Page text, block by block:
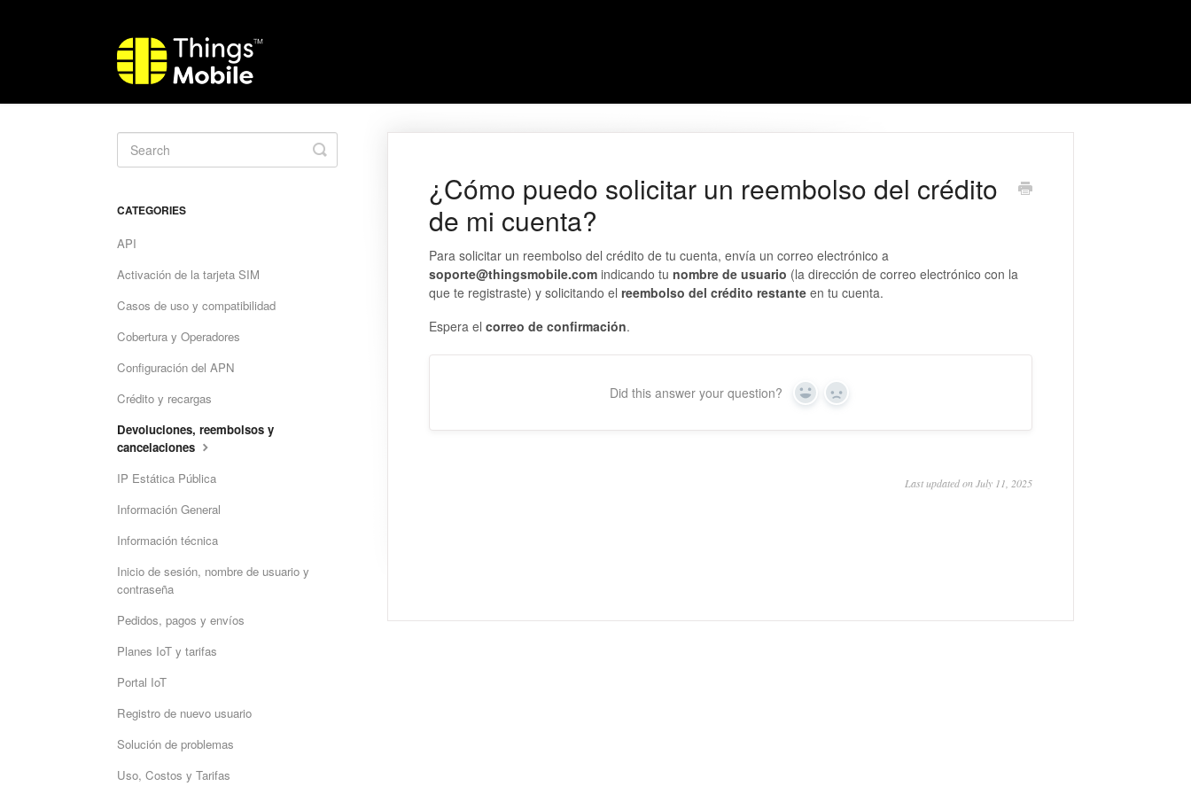
¿Cómo puedo solicitar un reembolso del crédito
de mi cuenta?
Para solicitar un reembolso del crédito de tu cuenta, envía un correo electrónico a
soporte@thingsmobile.comindicando tu nombre de usuario (la dirección de correo electrónico con la
que te registraste) y solicitando el reembolso del crédito restanteen tu cuenta.
Espera el correo de confirmación.
Did this answer your question? Yes No
Last updated on July 11, 2025
Toggle
Search
CATEGORIES
API
Activación de la tarjeta SIM
Casos de uso y compatibilidad
Cobertura y Operadores
Configuración del APN
Crédito y recargas
Devoluciones, reembolsos y
cancelaciones
IP Estática Pública
Información General
Información técnica
Inicio de sesión, nombre de usuario y
contraseña
Pedidos, pagos y envíos
Planes IoT y tarifas
Portal IoT
Registro de nuevo usuario
Solución de problemas
Uso, Costos y Tarifas